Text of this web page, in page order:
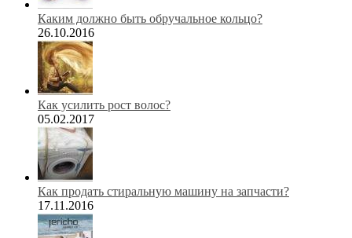
Каким должно быть обручальное кольцо?
26.10.2016
Как усилить рост волос?
05.02.2017
Как продать стиральную машину на запчасти?
17.11.2016